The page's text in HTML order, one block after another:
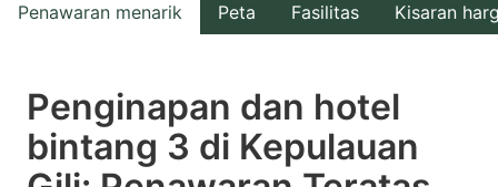
the
select
a
the
select
a
Penawaran menarik Peta Fasilitas Kisaran
Penginapan dan hotel
bintang 3 di Kepulauan